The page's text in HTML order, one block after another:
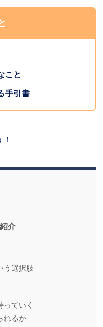
こと
手引書
介
う選択肢
っていく
れるか